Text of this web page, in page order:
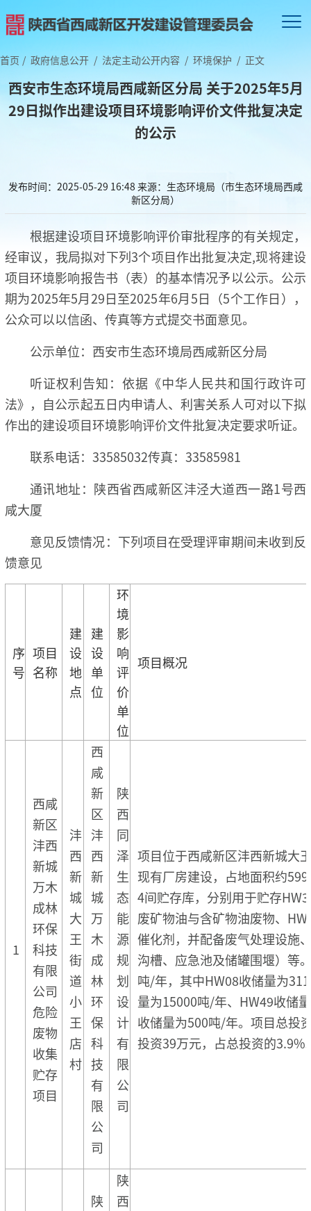
首页 / 政府信息公开 / 法定主动公开内容 / 环境保护 / 正文
西安市生态环境局西咸新区分局 关于2025年5月
29日拟作出建设项目环境影响评价文件批复决定
的公示
发布时间：2025-05-29 16:48 来源：生态环境局（市生态环境局西咸
新区分局）
根据建设项目环境影响评价审批程序的有关规定，
经审议，我局拟对下列3个项目作出批复决定,现将建设
项目环境影响报告书（表）的基本情况予以公示。公示
期为2025年5月29日至2025年6月5日（5个工作日），
公众可以以信函、传真等方式提交书面意见。
公示单位：西安市生态环境局西咸新区分局
听证权利告知：依据《中华人民共和国行政许可
法》，自公示起五日内申请人、利害关系人可对以下拟
作出的建设项目环境影响评价文件批复决定要求听证。
联系电话：33585032传真：33585981
通讯地址：陕西省西咸新区沣泾大道西一路1号西
咸大厦
意见反馈情况：下列项目在受理评审期间未收到反
馈意见
序
号
项目
名称
建
设
地
点
建
设
单
位
环
境
影
响
评
价
单
位
项目概况
1
西咸
新区
沣西
新城
万木
成林
环保
科技
有限
公司
危险
废物
收集
贮存
项目
沣
西
新
城
大
王
街
道
小
王
店
村
西
咸
新
区
沣
西
新
城
万
木
成
林
环
保
科
技
有
限
公
司
陕
西
同
泽
生
态
能
源
规
划
设
计
有
限
公
司
项目位于西咸新区沣西新城大
现有厂房建设，占地面积约
4间贮存库，分别用于贮存
废矿物油与含矿物油废物、
催化剂，并配备废气处理设施
沟槽、应急池及储罐围堰）等
吨/年，其中HW08收储量为
量为15000吨/年、HW49收储
收储量为500吨/年。项目总投
投资39万元，占总投资的3.9%
陕
陕
西